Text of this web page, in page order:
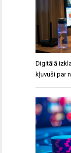
Digitālā
kļuvuši par